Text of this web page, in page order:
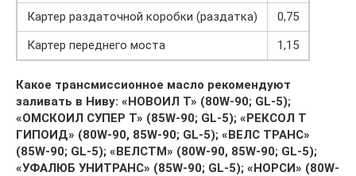
Картер раздаточной коробки (раздатка)
0,75
Картер переднего моста
1,15
Какое трансмиссионное масло рекомендуют
заливать в Ниву: «НОВОИЛ Т» (80W-90; GL-5);
«ОМСКОИЛ СУПЕР Т» (85W-90; GL-5); «РЕКСОЛ Т
ГИПОИД» (80W-90, 85W-90; GL-5); «ВЕЛС ТРАНС»
(85W-90; GL-5); «ВЕЛСТМ» (80W-90, 85W-90; GL-5);
«УФАЛЮБ УНИТРАНС» (85W-90; GL-5); «НОРСИ» (80W-